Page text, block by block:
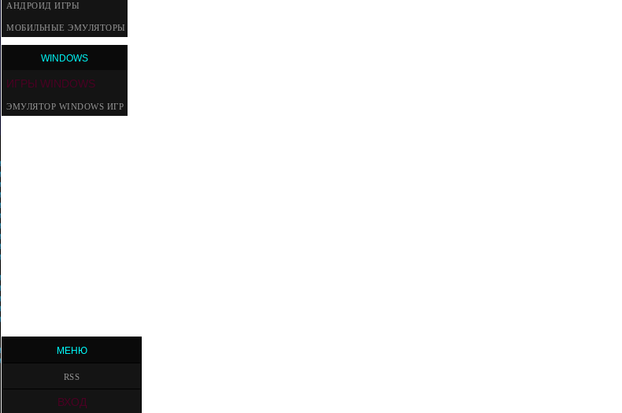
АНДРОИД ИГРЫ
МОБИЛЬНЫЕ ЭМУЛЯТОРЫ
WINDOWS
ИГРЫ WINDOWS
ЭМУЛЯТОР WINDOWS ИГР
МЕНЮ
RSS
ВХОД